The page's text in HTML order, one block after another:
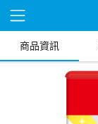
商品資訊